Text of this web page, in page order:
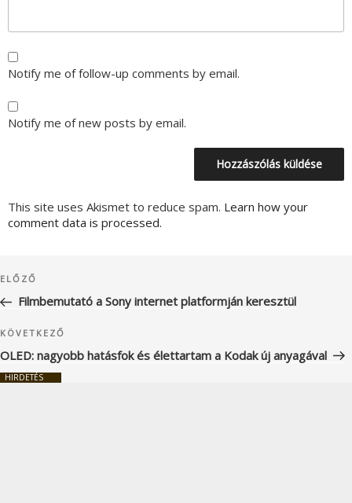
Notify me of follow-up comments by email.
Notify me of new posts by email.
This site uses Akismet to reduce spam. Learn how your
comment data is processed.
navigáció
Korábbi
bejegyzés
ELŐZŐ
Filmbemutató a Sony internet platformján keresztül
Következő
bejegyzés
KÖVETKEZŐ
OLED: nagyobb hatásfok és élettartam a Kodak új anyagával
HIRDETÉS